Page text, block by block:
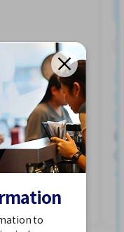
交通費支給
詳細を見る
to